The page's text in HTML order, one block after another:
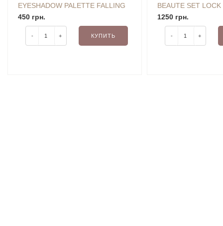
EYESHADOW PALETTE FALLING
FOR YOU 18 G
450 грн.
- + КУПИТЬ
BEAUTE SET
SPRAY 100 ML
1250 грн.
- +